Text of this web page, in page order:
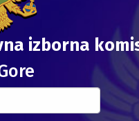
izborna